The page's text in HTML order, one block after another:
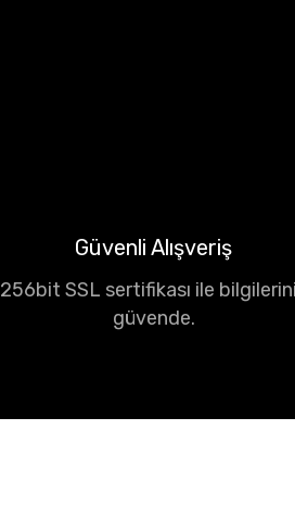
Güvenli Alışveriş
256bit SSL sertifikası ile
güvende.